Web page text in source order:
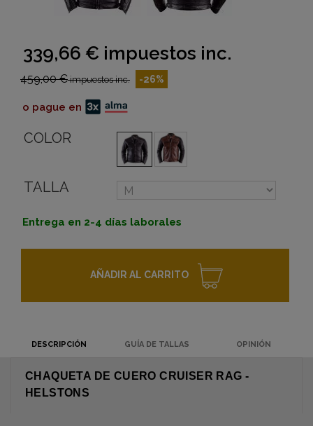
339,66 € impuestos inc.
459,00 €impuestos inc. -26%
o pague en
COLOR
TALLA
Entrega en 2-4 días laborales
AÑADIR AL CARRITO
DESCRIPCIÓN GUÍA DE TALLAS OPINIÓN
CHAQUETA DE CUERO CRUISER RAG -
HELSTONS